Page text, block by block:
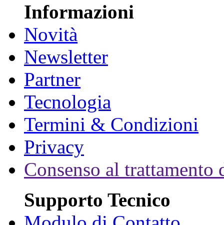
Informazioni
Novità
Newsletter
Partner
Tecnologia
Termini & Condizioni
Privacy
Consenso al trattamento
Supporto Tecnico